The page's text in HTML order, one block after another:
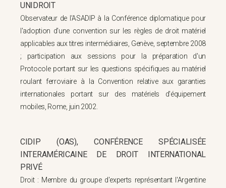
UNIDROIT
Observateur de l'ASADIP à la Conférence diplomatique pour
l'adoption d'une convention sur les règles de droit matériel
applicables aux titres intermédiaires, Genève, septembre 2008
; participation aux sessions pour la préparation d'un
Protocole portant sur les questions spécifiques au matériel
roulant ferroviaire à la Convention relative aux garanties
internationales portant sur des matériels d'équipement
mobiles, Rome, juin 2002.
CIDIP (OAS), CONFÉRENCE SPÉCIALISÉE
INTERAMÉRICAINE DE DROIT INTERNATIONAL
PRIVÉ
Droit : Membre du groupe d'experts représentant l'Argentine